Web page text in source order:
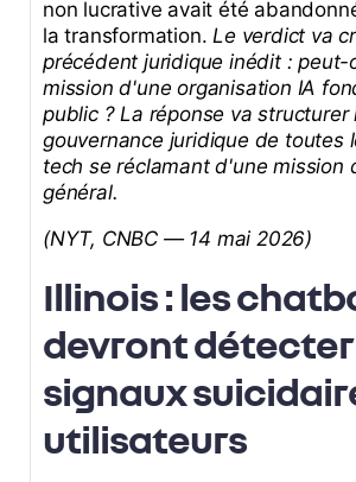
non lucrative avait été
la transformation.Le verdict va
précédent juridique inédit : peut-
mission d'une organisation IA
public ? La réponse va structurer
gouvernance juridique de toutes
tech se réclamant d'une mission
général.
(NYT, CNBC — 14 mai 2026)
Illinois : les
devront détecter
signaux
utilisateurs